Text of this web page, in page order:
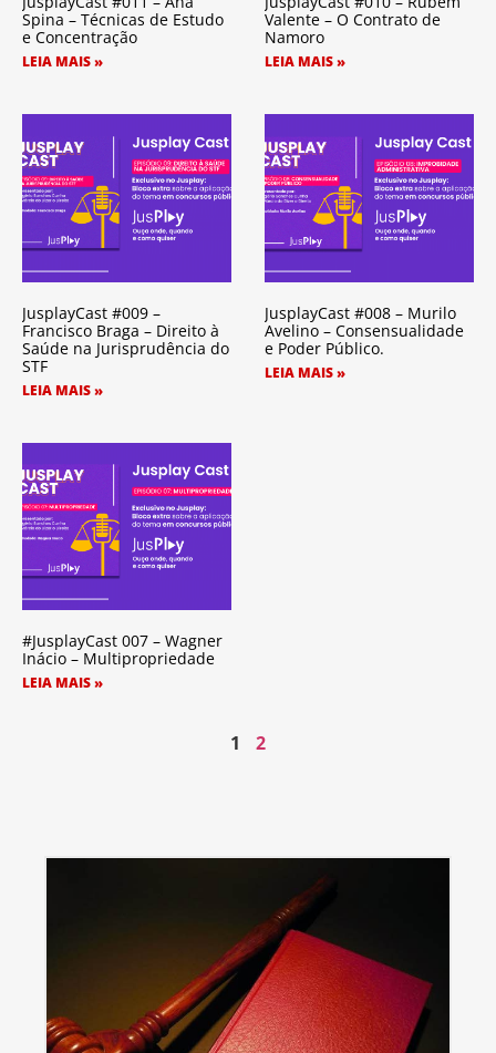
Spina – Técnicas de Estudo
e Concentração
LEIA MAIS »
Valente – O Contrato de
Namoro
LEIA MAIS »
JusplayCast #009 –
Francisco Braga – Direito à
Saúde na Jurisprudência do
STF
LEIA MAIS »
JusplayCast #008 – Murilo
Avelino – Consensualidade
e Poder Público.
LEIA MAIS »
#JusplayCast 007 – Wagner
Inácio – Multipropriedade
LEIA MAIS »
1 2